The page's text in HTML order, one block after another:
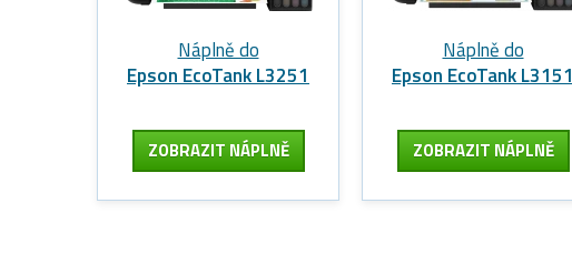
Náplně do
Epson EcoTank L3251
ZOBRAZIT NÁPLNĚ
Náplně do
Epson EcoTank L3151
ZOBRAZIT NÁPLNĚ